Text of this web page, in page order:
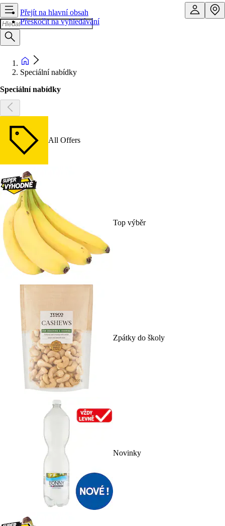
Přejít na hlavní obsah
Přeskočit na vyhledávání
Speciální nabídky
Speciální nabídky
All Offers
Top výběr
Zpátky do školy
Novinky